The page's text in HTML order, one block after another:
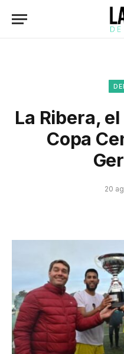
La Ribera,
Copa
20